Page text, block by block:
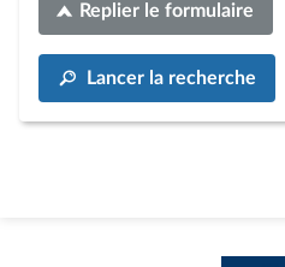
Replier le formulaire
Lancer la recherche